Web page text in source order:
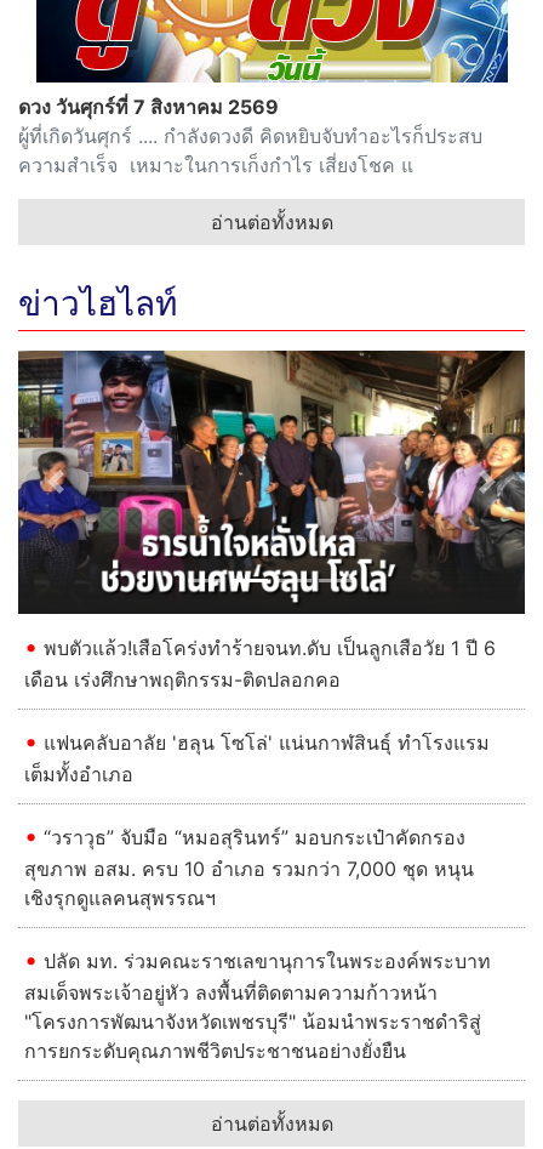
ดวง วันศุกร์ที่ 7 สิงหาคม 2569
ผู้ที่เกิดวันศุกร์ .... กำลังดวงดี คิดหยิบจับทำอะไรก็ประสบ
ความสำเร็จ เหมาะในการเก็งกำไร เสี่ยงโชค แ
อ่านต่อทั้งหมด
ข่าวไฮไลท์
Previous Next
พบตัวแล้ว!เสือโคร่งทำร้ายจนท.ดับ เป็นลูกเสือวัย 1 ปี 6
เดือน เร่งศึกษาพฤติกรรม-ติดปลอกคอ
แฟนคลับอาลัย 'ฮลุน โซโล่' แน่นกาฬสินธุ์ ทำโรงแรม
เต็มทั้งอำเภอ
“วราวุธ” จับมือ “หมอสุรินทร์” มอบกระเป๋าคัดกรอง
สุขภาพ อสม. ครบ 10 อำเภอ รวมกว่า 7,000 ชุด หนุน
เชิงรุกดูแลคนสุพรรณฯ
ปลัด มท. ร่วมคณะราชเลขานุการในพระองค์พระบาท
สมเด็จพระเจ้าอยู่หัว ลงพื้นที่ติดตามความก้าวหน้า
"โครงการพัฒนาจังหวัดเพชรบุรี" น้อมนำพระราชดำริสู่
การยกระดับคุณภาพชีวิตประชาชนอย่างยั่งยืน
อ่านต่อทั้งหมด